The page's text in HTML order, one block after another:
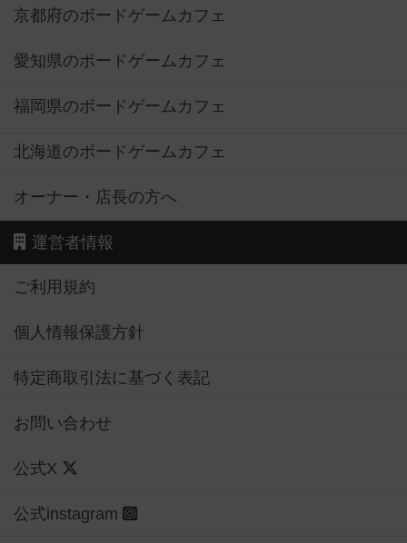
京都府のボードゲームカフェ
愛知県のボードゲームカフェ
福岡県のボードゲームカフェ
北海道のボードゲームカフェ
オーナー・店長の方へ
運営者情報
ご利用規約
個人情報保護方針
特定商取引法に基づく表記
お問い合わせ
公式X
公式instagram